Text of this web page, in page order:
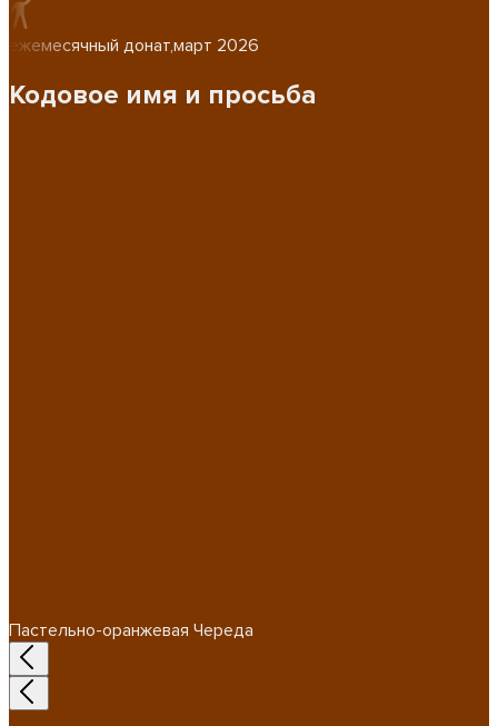
ежемесячный донат,март 2026
Кодовое имя и просьба
Пастельно-оранжевая Череда